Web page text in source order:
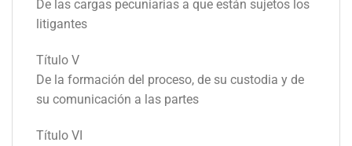
De las cargas pecuniarias a que están sujetos los
litigantes
Título V
De la formación del proceso, de su custodia y de
su comunicación a las partes
Título VI